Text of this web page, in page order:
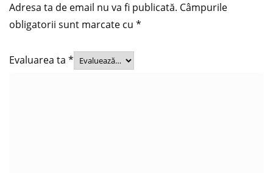
Adresa ta de email nu va fi publicată. Câmpurile
obligatorii sunt marcate cu *
Evaluarea ta *